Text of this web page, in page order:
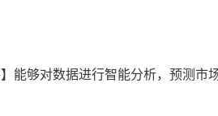
能够对数据进行智能分析，预测市